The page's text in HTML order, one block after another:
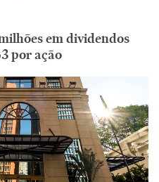
em dividendos
por ação